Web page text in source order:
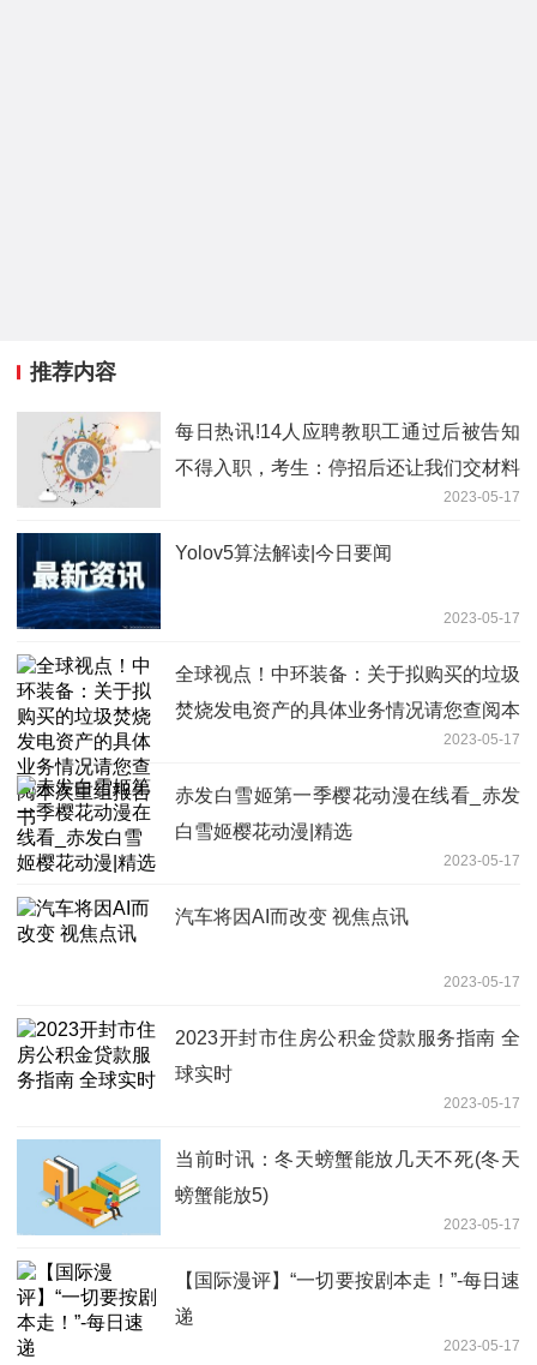
推荐内容
每日热讯!14人应聘教职工通过后被告知
不得入职，考生：停招后还让我们交材料
2023-05-17
Yolov5算法解读|今日要闻
2023-05-17
全球视点！中环装备：关于拟购买的垃圾
焚烧发电资产的具体业务情况请您查阅本
2023-05-17
赤发白雪姬第一季樱花动漫在线看_赤发
白雪姬樱花动漫|精选
2023-05-17
汽车将因AI而改变 视焦点讯
2023-05-17
2023开封市住房公积金贷款服务指南 全
球实时
2023-05-17
当前时讯：冬天螃蟹能放几天不死(冬天
螃蟹能放5)
2023-05-17
【国际漫评】“一切要按剧本走！”-每日速
递
2023-05-17